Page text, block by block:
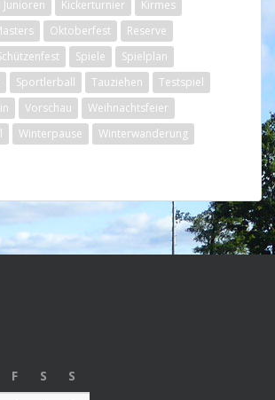
Junioren Kickerturnier
Kirmes
Oktoberfest
Reserve
Spiele
Spielplan
Sportlerball Tauziehen
Testspiel
Vorschau
Weihnachtsfeier
Winterpause
Winterwanderung
F S
S